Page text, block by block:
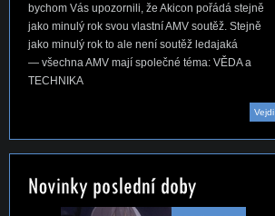
bychom Vás upozornili, že Akicon pořádá stejně
jako minulý rok svou vlastní AMV soutěž. Stejně
jako minulý rok to ale není soutěž ledajaká
— všechna AMV mají společné téma: VĚDA a
TECHNIKA
Vejdi